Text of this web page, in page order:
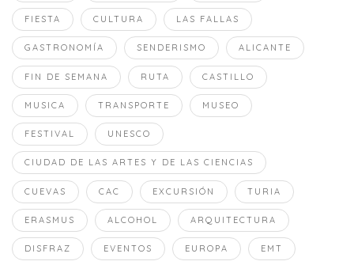
FIESTA CULTURA LAS FALLAS
GASTRONOMÍA SENDERISMO ALICANTE
FIN DE SEMANA RUTA CASTILLO
MUSICA TRANSPORTE MUSEO
FESTIVAL UNESCO
CIUDAD DE LAS ARTES Y DE LAS CIENCIAS
CUEVAS CAC EXCURSIÓN TURIA
ERASMUS ALCOHOL ARQUITECTURA
DISFRAZ EVENTOS EUROPA EMT